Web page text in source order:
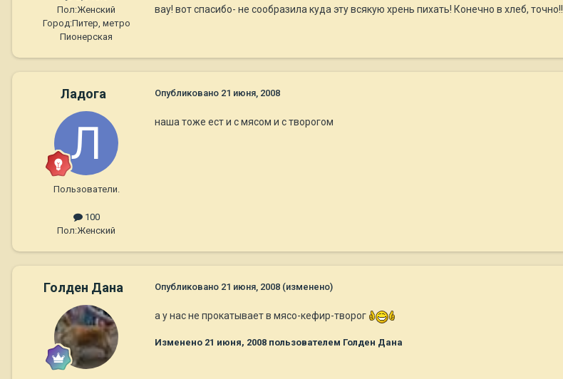
Пол:Женский
Город:Питер, метро
Пионерская
вау! вот спасибо- не сообразила куда эту всякую хрень пихать! Конечно в хлеб, точно!!
Ладога
Пользователи.
100
Пол:Женский
Опубликовано 21 июня, 2008
наша тоже ест и с мясом и с творогом
Голден Дана Опубликовано 21 июня, 2008 (изменено)
а у нас не прокатывает в мясо-кефир-творог
Изменено 21 июня, 2008 пользователем Голден Дана